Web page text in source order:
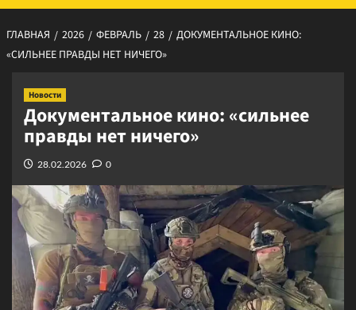
ГЛАВНАЯ 2026 ФЕВРАЛЬ 28
ДОКУМЕНТАЛЬНОЕ КИНО:
«СИЛЬНЕЕ ПРАВДЫ НЕТ НИЧЕГО»
Новости
Документальное кино: «сильнее
правды нет ничего»
28.02.2026 0